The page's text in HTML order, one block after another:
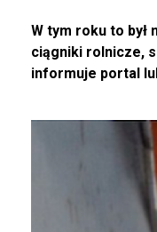
W tym roku to był
ciągniki rolnicze,
informuje portal